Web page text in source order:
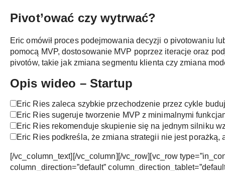
Pivot’ować czy wytrwać?
Eric omówił proces podejmowania decyzji o pivotowaniu
pomocą MVP, dostosowanie MVP poprzez iteracje oraz
pivotów, takie jak zmiana segmentu klienta czy zmiana
Opis wideo – Startup
Eric Ries zaleca szybkie przechodzenie przez cykle
Eric Ries sugeruje tworzenie MVP z minimalnymi
Eric Ries rekomenduje skupienie się na jednym silniku
Eric Ries podkreśla, że zmiana strategii nie jest
[/vc_column_text][/vc_column][/vc_row][vc_row
column_direction=”default”